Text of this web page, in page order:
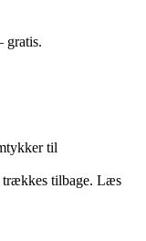
gratis.
til
tilbage. Læs